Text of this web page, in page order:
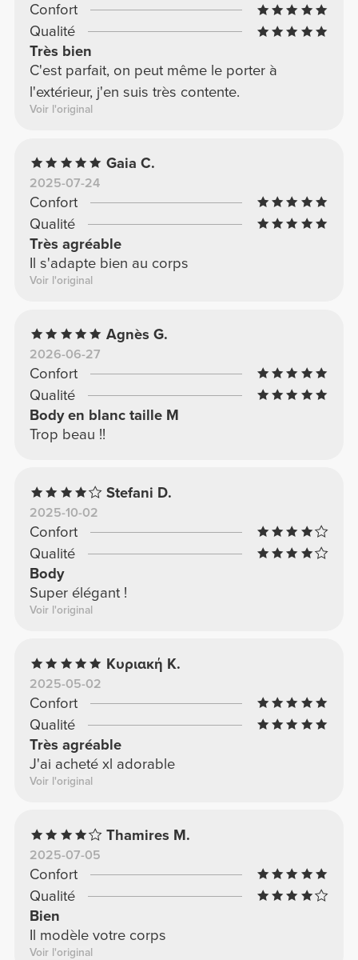
Confort
Qualité
Très bien
C'est parfait, on peut même le porter à
l'extérieur, j'en suis très contente.
Voir l'original
Gaia C.
2025-07-24
Confort
Qualité
Très agréable
Il s'adapte bien au corps
Voir l'original
Agnès G.
2026-06-27
Confort
Qualité
Body en blanc taille M
Trop beau !!
Stefani D.
2025-10-02
Confort
Qualité
Body
Super élégant !
Voir l'original
Κυριακή Κ.
2025-05-02
Confort
Qualité
Très agréable
J'ai acheté xl adorable
Voir l'original
Thamires M.
2025-07-05
Confort
Qualité
Bien
Il modèle votre corps
Voir l'original